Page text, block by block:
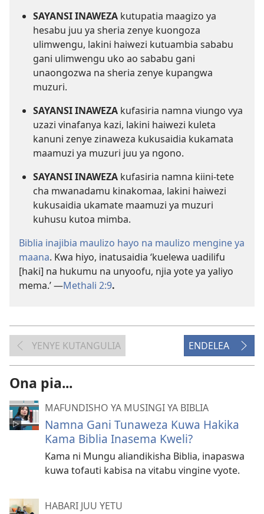
SAYANSI INAWEZA kutupatia maagizo ya
hesabu juu ya sheria zenye kuongoza
ulimwengu, lakini haiwezi kutuambia sababu
gani ulimwengu uko ao sababu gani
unaongozwa na sheria zenye kupangwa
muzuri.
SAYANSI INAWEZA kufasiria namna viungo vya
uzazi vinafanya kazi, lakini haiwezi kuleta
kanuni zenye zinaweza kukusaidia kukamata
maamuzi ya muzuri juu ya ngono.
SAYANSI INAWEZA kufasiria namna kiini-tete
cha mwanadamu kinakomaa, lakini haiwezi
kukusaidia ukamate maamuzi ya muzuri
kuhusu kutoa mimba.
Biblia inajibia maulizo hayo na maulizo mengine ya
maana. Kwa hiyo, inatusaidia ‘kuelewa uadilifu
[haki] na hukumu na unyoofu, njia yote ya yaliyo
mema.’ —Methali 2:9.
YENYE KUTANGULIA ENDELEA
Ona pia...
MAFUNDISHO YA MUSINGI YA BIBLIA
Namna Gani Tunaweza Kuwa Hakika
Kama Biblia Inasema Kweli?
Kama ni Mungu aliandikisha Biblia, inapaswa
kuwa tofauti kabisa na vitabu vingine vyote.
HABARI JUU YETU